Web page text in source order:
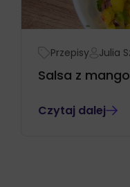
Przepisy Julia
Salsa z
Czytaj dalej